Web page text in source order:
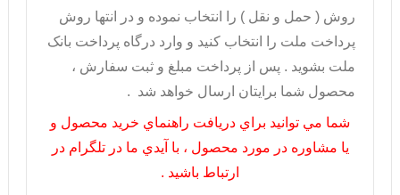
روش ( حمل و نقل ) را انتخاب نموده و در انتها روش
پرداخت ملت را انتخاب کنيد و وارد درگاه پرداخت بانک
ملت بشويد . پس از پرداخت مبلغ و ثبت سفارش ،
محصول شما برايتان ارسال خواهد شد .
شما مي توانيد براي دريافت راهنماي خريد محصول و
يا مشاوره در مورد محصول ، با آيدي ما در تلگرام در
ارتباط باشيد .